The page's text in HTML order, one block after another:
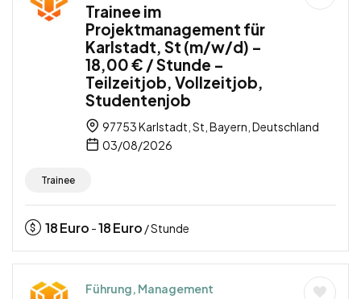
Trainee im
Projektmanagement für
Karlstadt, St (m/w/d) –
18,00 € / Stunde –
Teilzeitjob, Vollzeitjob,
Studentenjob
97753 Karlstadt, St, Bayern, Deutschland
03/08/2026
Trainee
18Euro -18Euro / Stunde
Führung, Management